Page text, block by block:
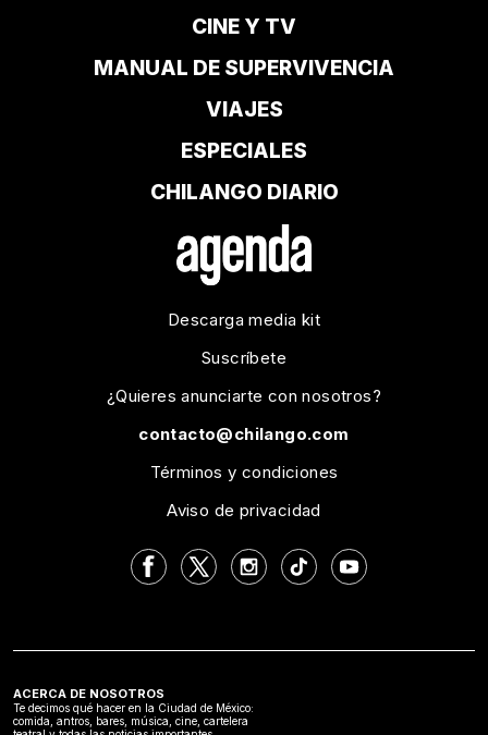
CINE Y TV
MANUAL DE SUPERVIVENCIA
VIAJES
ESPECIALES
CHILANGO DIARIO
Descarga media kit
Suscríbete
¿Quieres anunciarte con nosotros?
contacto@chilango.com
Términos y condiciones
Aviso de privacidad
ACERCA DE NOSOTROS
Te decimos qué hacer en la Ciudad de México:
comida, antros, bares, música, cine, cartelera